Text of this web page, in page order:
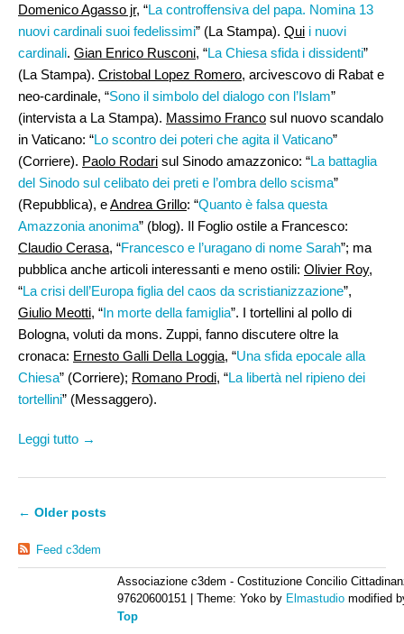
Domenico Agasso jr, “La controffensiva del papa. Nomina 13
nuovi cardinali suoi fedelissimi” (La Stampa). Qui i nuovi
cardinali. Gian Enrico Rusconi, “La Chiesa sfida i dissidenti”
(La Stampa). Cristobal Lopez Romero, arcivescovo di Rabat e
neo-cardinale, “Sono il simbolo del dialogo con l’Islam”
(intervista a La Stampa). Massimo Franco sul nuovo scandalo
in Vaticano: “Lo scontro dei poteri che agita il Vaticano”
(Corriere). Paolo Rodari sul Sinodo amazzonico: “La battaglia
del Sinodo sul celibato dei preti e l’ombra dello scisma”
(Repubblica), eAndrea Grillo: “Quanto è falsa questa
Amazzonia anonima” (blog). Il Foglio ostile a Francesco:
Claudio Cerasa, “Francesco e l’uragano di nome Sarah”; ma
pubblica anche articoli interessanti e meno ostili: Olivier Roy,
“La crisi dell’Europa figlia del caos da scristianizzazione”,
Giulio Meotti, “In morte della famiglia”. I tortellini al pollo di
Bologna, voluti da mons. Zuppi, fanno discutere oltre la
cronaca: Ernesto Galli Della Loggia, “Una sfida epocale alla
Chiesa” (Corriere); Romano Prodi, “La libertà nel ripieno dei
tortellini” (Messaggero).
Leggi tutto →
← Older posts
Feed c3dem
Associazione c3dem - Costituzione Concilio
97620600151
Theme: Yoko by Elmastudio modified
Top